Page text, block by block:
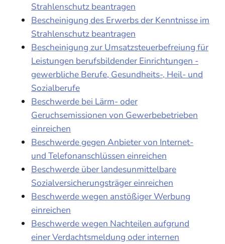
Strahlenschutz beantragen
Bescheinigung des Erwerbs der Kenntnisse im
Strahlenschutz beantragen
Bescheinigung zur Umsatzsteuerbefreiung für
Leistungen berufsbildender Einrichtungen -
gewerbliche Berufe, Gesundheits-, Heil- und
Sozialberufe
Beschwerde bei Lärm- oder
Geruchsemissionen von Gewerbebetrieben
einreichen
Beschwerde gegen Anbieter von Internet-
und Telefonanschlüssen einreichen
Beschwerde über landesunmittelbare
Sozialversicherungsträger einreichen
Beschwerde wegen anstößiger Werbung
einreichen
Beschwerde wegen Nachteilen aufgrund
einer Verdachtsmeldung oder internen